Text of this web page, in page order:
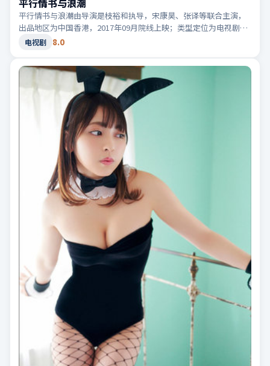
平行情书与浪潮
平行情书与浪潮由导演是枝裕和执导，宋康昊、张译等联合主演，
出品地区为中国香港，2017年09月院线上映；类型定位为电视剧·
爱情，关于错过与重逢。适合检索「中国香港爱情」「2017高分电
电视剧 8.0